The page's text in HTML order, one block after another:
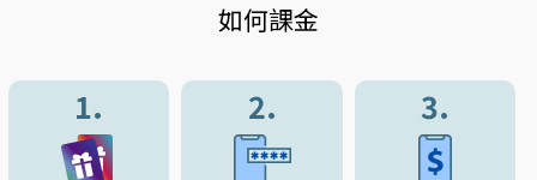
如何課金
1. 2. 3.